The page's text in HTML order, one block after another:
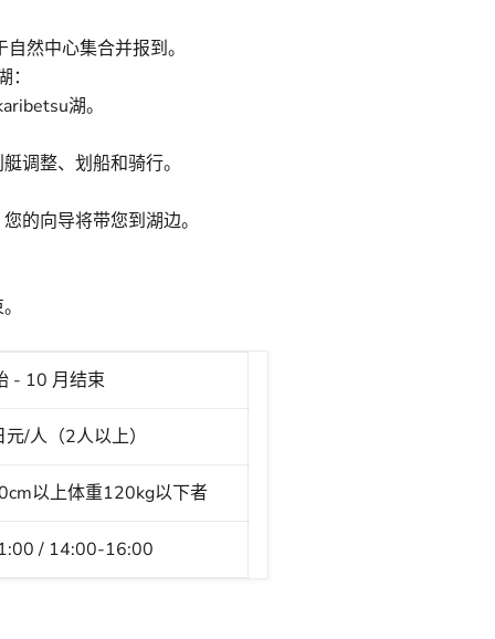
然中心集合并报到。
湖。
调整、划船和骑行。
的向导将带您到湖边。
- 10 月结束
/人（2人以上）
以上体重120kg以下者
/ 14:00-16:00